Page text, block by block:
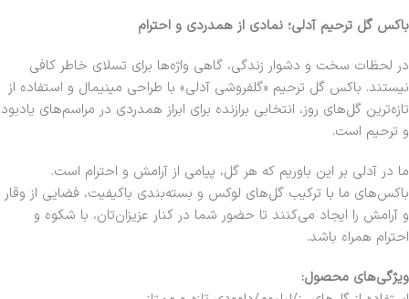
باکس گل ترحیم آدلی؛ نمادی از همدردی و احترام
در لحظات سخت و دشوار زندگی، گاهی واژه‌ها برای تسلای خاطر کافی
نیستند. باکس گل ترحیم «گلفروشی آدلی» با طراحی مینیمال و استفاده از
تازه‌ترین گل‌های روز، انتخابی برازنده برای ابراز همدردی در مراسم‌های یادبود
و ترحیم است.
ما در آدلی بر این باوریم که هر گل، پیامی از آرامش و احترام است.
باکس‌های ما با ترکیب گل‌های لوکس و بسته‌بندی باکیفیت، فضایی از وقار
و آرامش را ایجاد می‌کنند تا حضور شما در کنار عزیزان‌تان، با شکوه و
احترام همراه باشد.
ویژگی‌های محصول: